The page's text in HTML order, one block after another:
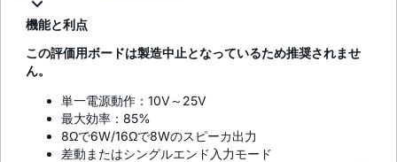
機能と利点
この評価用ボードは製造中止となっているため推奨されませ
ん。
単一電源動作：10V～25V
最大効率：85%
8Ωで6W/16Ωで8Wのスピーカ出力
差動またはシングルエンド入力モード